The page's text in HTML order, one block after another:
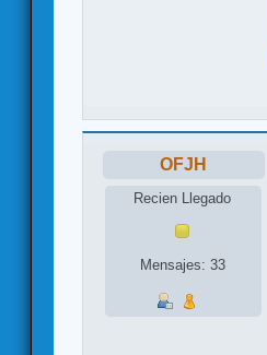
OFJH
Recien Llegado
Mensajes: 33